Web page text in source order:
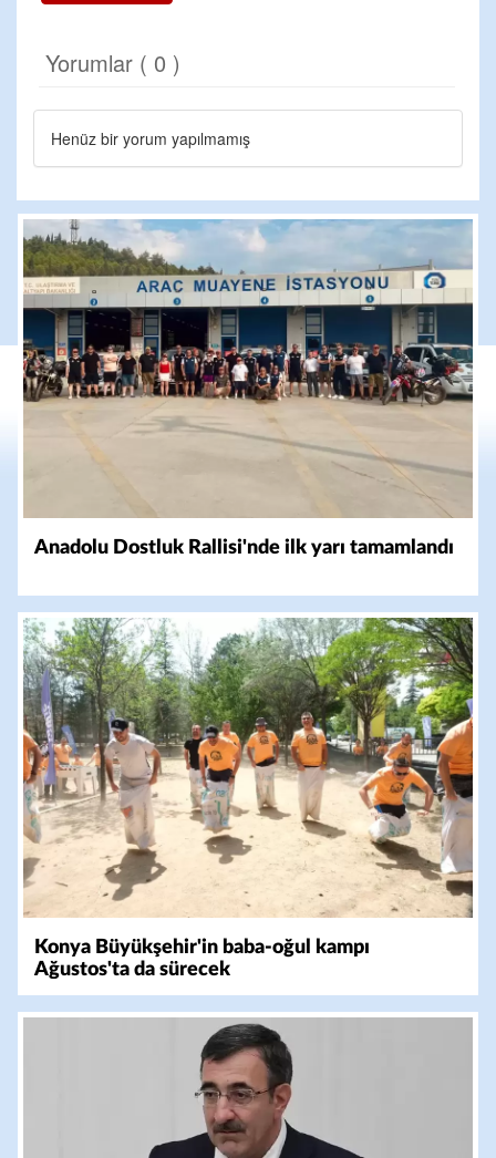
Yorumlar ( 0 )
Henüz bir yorum yapılmamış
Anadolu Dostluk Rallisi'nde ilk yarı tamamlandı
Konya Büyükşehir'in baba-oğul kampı
Ağustos'ta da sürecek